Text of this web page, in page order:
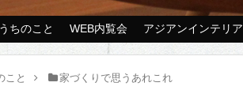
ちのこと WEB内覧会 アジアンインテリア
こと 家づくりで思うあれこれ